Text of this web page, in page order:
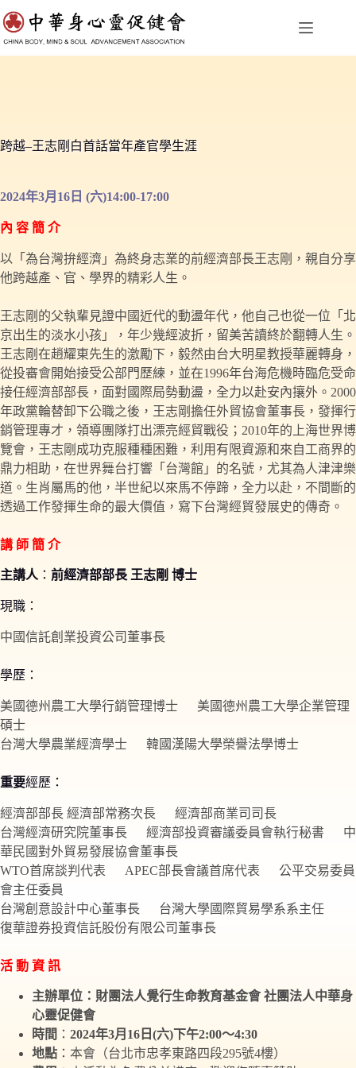
跳
至
主
跨越–王志剛白首話當年產官學生涯
2024年3月16日 (六)14:00-17:00
內 容 簡 介
以「為台灣拚經濟」為終身志業的前經濟部長王志剛，親自分享
他跨越產、官、學界的精彩人生。
王志剛的父執輩見證中國近代的動盪年代，他自己也從一位「北
京出生的淡水小孩」，年少幾經波折，留美苦讀終於翻轉人生。
王志剛在趙耀東先生的激勵下，毅然由台大明星教授華麗轉身，
從投審會開始接受公部門歷練，並在1996年台海危機時臨危受命
接任經濟部部長，面對國際局勢動盪，全力以赴安內攘外。2000
年政黨輪替卸下公職之後，王志剛擔任外貿協會董事長，發揮行
銷管理專才，領導團隊打出漂亮經貿戰役；2010年的上海世界博
覽會，王志剛成功克服種種困難，利用有限資源和來自工商界的
鼎力相助，在世界舞台打響「台灣館」的名號，尤其為人津津樂
道。生肖屬馬的他，半世紀以來馬不停蹄，全力以赴，不間斷的
透過工作發揮生命的最大價值，寫下台灣經貿發展史的傳奇。
講 師 簡 介
主講人 ： 前經濟部部長 王志剛 博士
現職：
中國信託創業投資公司董事長
學歷：
美國德州農工大學行銷管理博士 美國德州農工大學企業管理
碩士
台灣大學農業經濟學士 韓國漢陽大學榮譽法學博士
重要經歷：
經濟部部長 經濟部常務次長 經濟部商業司司長
台灣經濟研究院董事長 經濟部投資審議委員會執行秘書 中
華民國對外貿易發展協會董事長
WTO首席談判代表 APEC部長會議首席代表 公平交易委員
會主任委員
台灣創意設計中心董事長 台灣大學國際貿易學系系主任
復華證券投資信託股份有限公司董事長
活 動 資 訊
主辦單位：財團法人覺行生命教育基金會 社團法人中華身
心靈促健會
時間 ： 2024年3月16日(六)下午2:00～4:30
地點 ：本會（台北市忠孝東路四段295號4樓）